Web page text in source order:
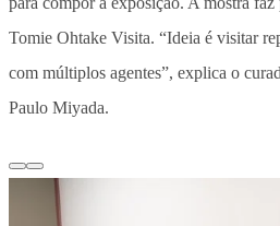
Tomie Ohtake Visita. “Ideia é visitar
com múltiplos agentes”, explica o
Paulo Miyada.